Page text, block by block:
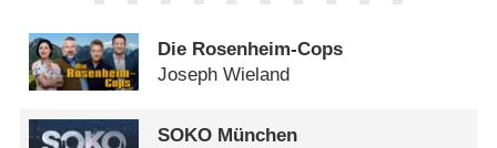
Die Rosenheim-Cops
Joseph Wieland
SOKO München